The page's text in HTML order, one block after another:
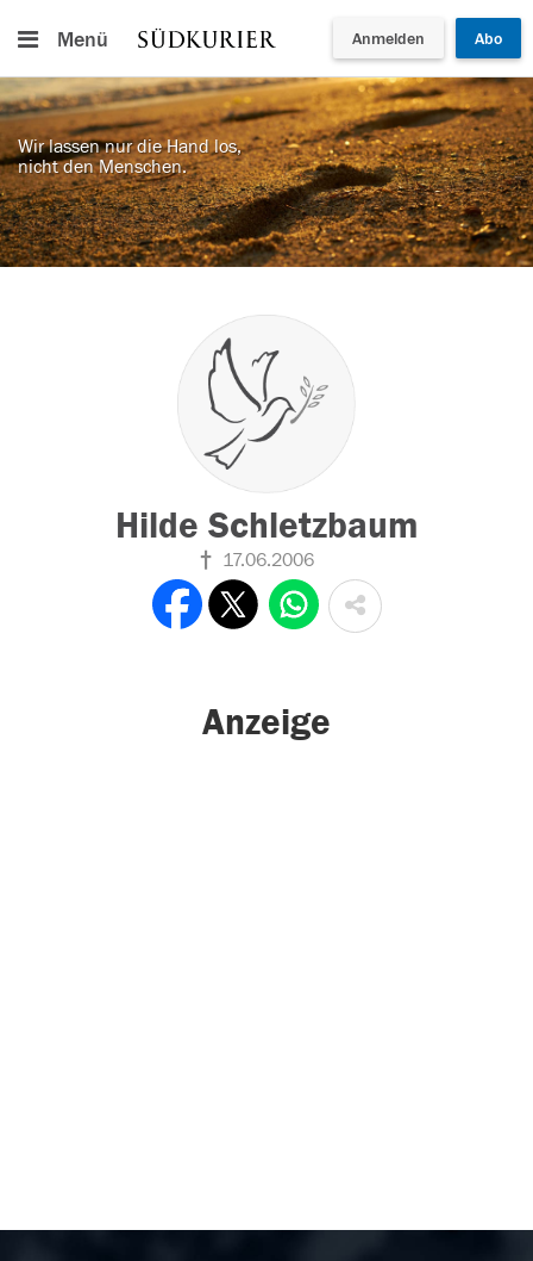
Menü Anmelden Abo
Wir lassen nur die Hand los,
nicht den Menschen.
Hilde Schletzbaum
17.06.2006
Anzeige